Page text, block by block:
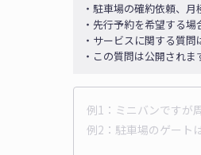
・駐車場の確約依頼、月
・先行予約を希望する
・サービスに関する質問
・この質問は公開され